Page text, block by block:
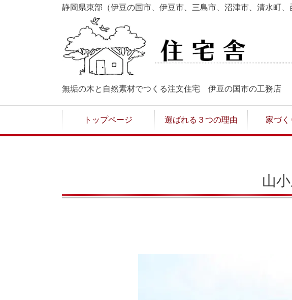
静岡県東部（伊豆の国市、伊豆市、三島市、沼津市、清水町
無垢の木と自然素材でつくる注文住宅 伊豆の国市の工務店
トップページ 選ばれる３つの理由 家づく
山